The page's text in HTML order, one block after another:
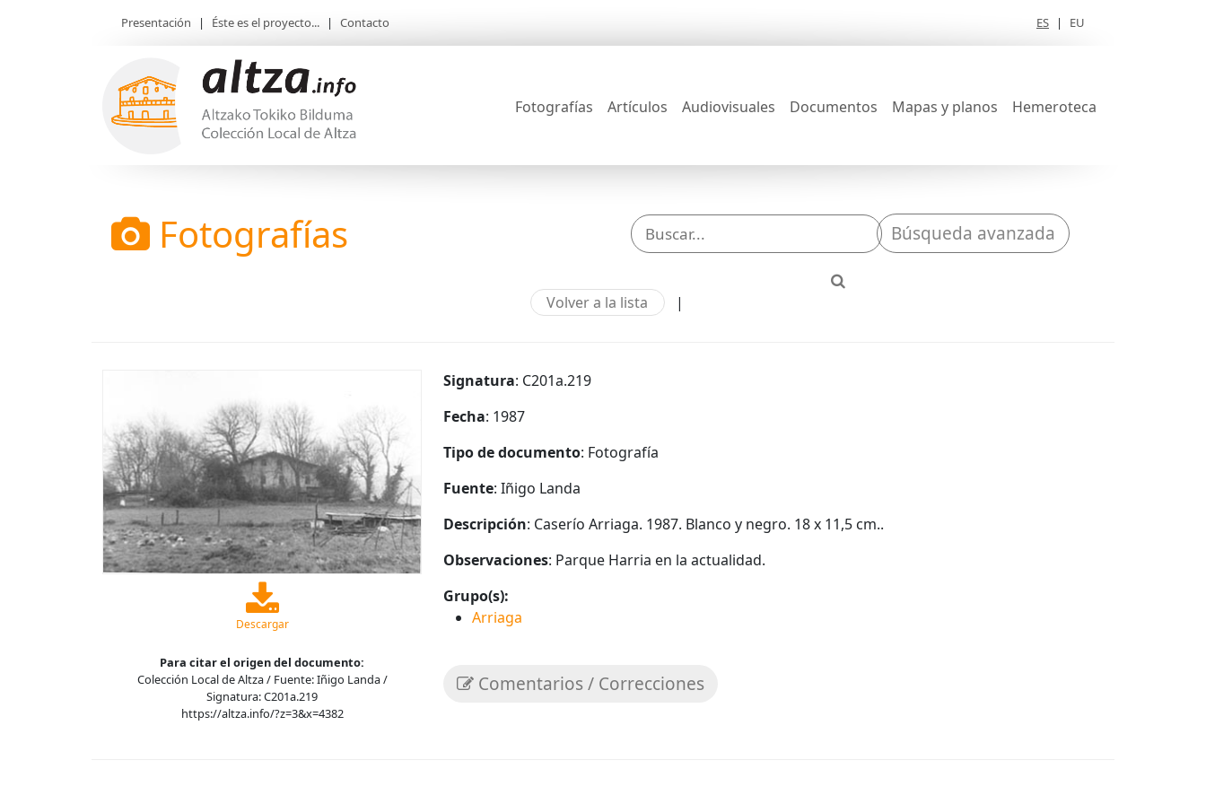
Presentación | Éste es el proyecto... | Contacto ES | EU
Fotografías Artículos Audiovisuales Documentos Mapas y planos Hemeroteca
Fotografías Búsqueda avanzada
Volver a la lista |
Descargar
Para citar el origen del documento:
Colección Local de Altza / Fuente: Iñigo Landa /
Signatura: C201a.219
https://altza.info/?z=3&x=4382
Signatura: C201a.219
Fecha: 1987
Tipo de documento: Fotografía
Fuente: Iñigo Landa
Descripción: Caserío Arriaga. 1987. Blanco y negro. 18 x 11,5 cm..
Observaciones: Parque Harria en la actualidad.
Grupo(s):
Arriaga
Comentarios / Correcciones